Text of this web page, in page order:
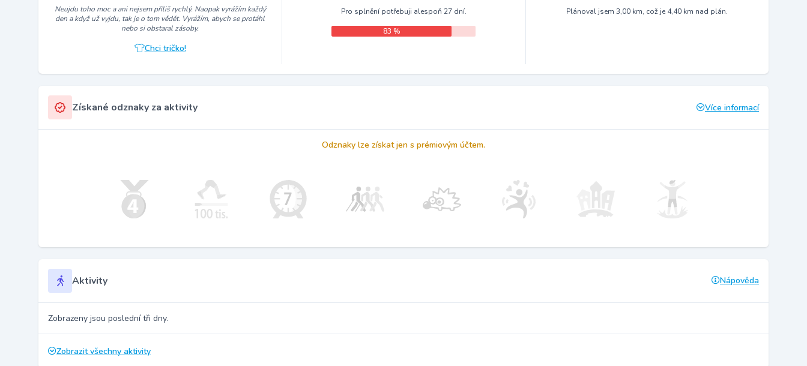
Neujdu toho moc a ani nejsem příliš rychlý. Naopak vyrážím každý
den a když už vyjdu, tak je o tom vědět. Vyrážím, abych se protáhl
nebo si obstaral zásoby.
Chci tričko!
Pro splnění potřebuji alespoň 27 dní.
83 %
Plánoval jsem 3,00 km, což je 4,40 km nad plán.
Získané odznaky za aktivity Více informací
Odznaky lze získat jen s prémiovým účtem.
Aktivity Nápověda
Zobrazeny jsou poslední tři dny.
Zobrazit všechny aktivity